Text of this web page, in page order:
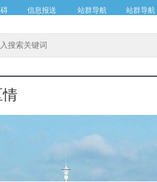
信息报送 站群导航 站群导航
情